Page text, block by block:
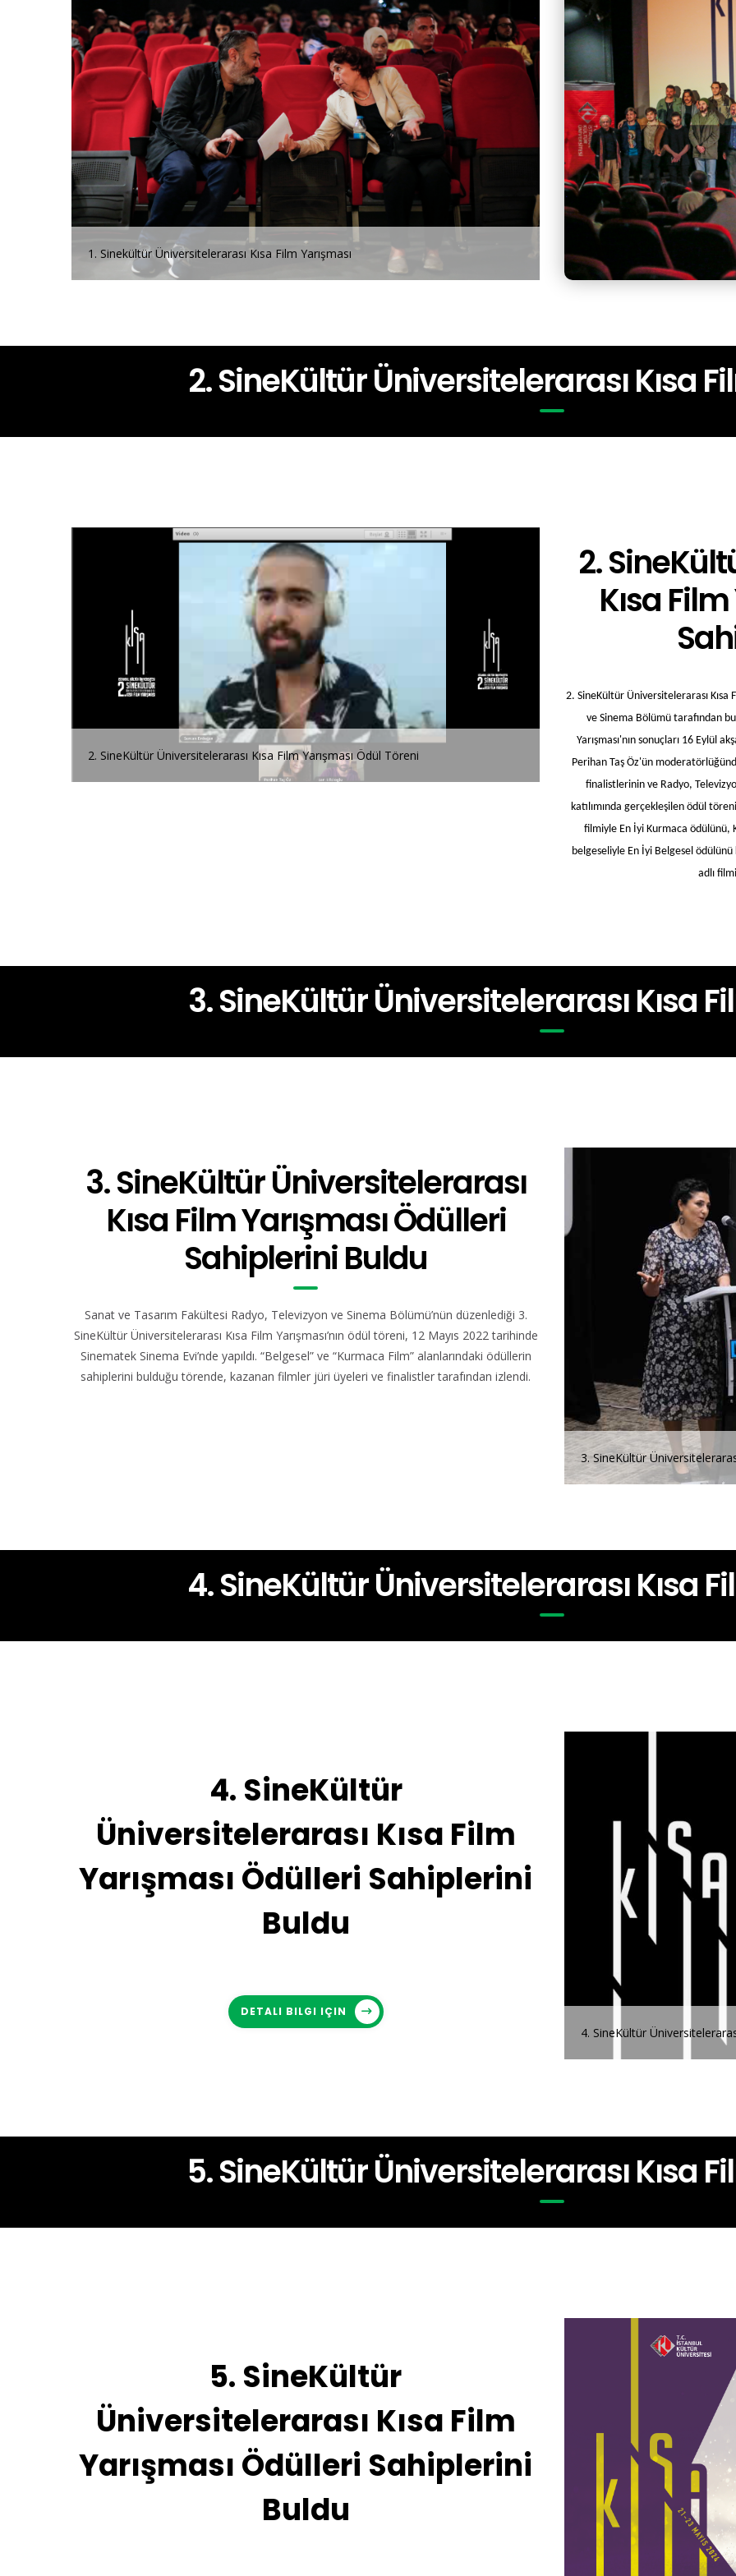
1. Sinekültür Üniversitelerarası Kısa Film Yarışması 1. Sinekültür Üniversitelerarası
2. SineKültür Üniversitelerarası Kısa
2. SineKültür Üniversitelerarası Kısa Film Yarışması Ödül Töreni 2. SineKültür Üniversitelerarası
2.
Kısa
2. SineKültür Üniversitelerarası
ve Sinema Bölümü tarafından
Yarışması'nın sonuçları 16 Eylül
Perihan Taş Öz'ün
finalistlerinin ve Radyo,
katılımında gerçekleşilen ödül
filmiyle En İyi Kurmaca
belgeseliyle En İyi Belgesel
adlı
3. SineKültür Üniversitelerarası Kısa
3. SineKültür Üniversitelerarası
Kısa Film Yarışması Ödülleri
Sahiplerini Buldu
Sanat ve Tasarım Fakültesi Radyo, Televizyon ve Sinema Bölümü’nün düzenlediği 3.
SineKültür Üniversitelerarası Kısa Film Yarışması’nın ödül töreni, 12 Mayıs 2022 tarihinde
Sinematek Sinema Evi’nde yapıldı. “Belgesel” ve “Kurmaca Film” alanlarındaki ödüllerin
sahiplerini bulduğu törende, kazanan filmler jüri üyeleri ve finalistler tarafından izlendi.
3. SineKültür
4. SineKültür Üniversitelerarası Kısa
4. SineKültür
Üniversitelerarası Kısa Film
Yarışması Ödülleri Sahiplerini
Buldu
DETALI BILGI IÇIN
4. SineKültür Üniversitelerarası Kısa Film Festivali 4. SineKültür
5. SineKültür Üniversitelerarası Kısa
5. SineKültür
Üniversitelerarası Kısa Film
Yarışması Ödülleri Sahiplerini
Buldu